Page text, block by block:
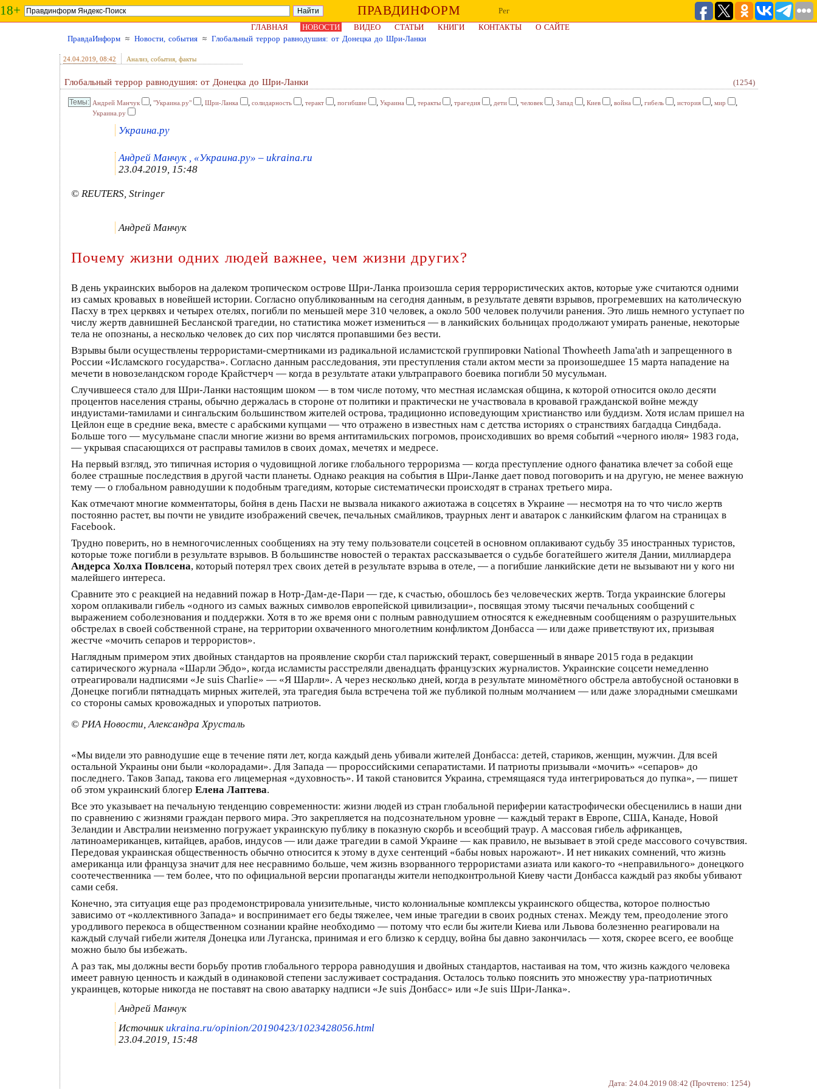
18+ ПРАВДИНФОРМ
Рег
ГЛАВНАЯ
НОВОСТИ ВИДЕО СТАТЬИ КНИГИ КОНТАКТЫ
О САЙТЕ
ПравдаИнформ ≈ Новости, события ≈ Глобальный террор равнодушия: от Донецка до Шри-Ланки
24.04.2019 , 08:42 Анализ, события, факты
Глобальный террор равнодушия: от Донецка до Шри-Ланки (1254)
Андрей Манчук , "Украина.ру" , Шри-Ланка , солидарность , теракт , погибшие , Украина , теракты , трагедия , дети , человек , Запад , Киев , война , гибель , история , мир ,
Украина.ру
Украина.ру
Андрей Манчук , «Украина.ру» – ukraina.ru
23.04.2019, 15:48
© REUTERS, Stringer
Андрей Манчук
Почему жизни одних людей важнее, чем жизни других?
В день украинских выборов на далеком тропическом острове Шри-Ланка произошла серия террористических актов, которые уже считаются одними
из самых кровавых в новейшей истории. Согласно опубликованным на сегодня данным, в результате девяти взрывов, прогремевших на католическую
Пасху в трех церквях и четырех отелях, погибли по меньшей мере 310 человек, а около 500 человек получили ранения. Это лишь немного уступает по
числу жертв давнишней Бесланской трагедии, но статистика может измениться — в ланкийских больницах продолжают умирать раненые, некоторые
тела не опознаны, а несколько человек до сих пор числятся пропавшими без вести.
Взрывы были осуществлены террористами-смертниками из радикальной исламистской группировки National Thowheeth Jama'ath и запрещенного в
России «Исламского государства». Согласно данным расследования, эти преступления стали актом мести за произошедшее 15 марта нападение на
мечети в новозеландском городе Крайстчерч — когда в результате атаки ультраправого боевика погибли 50 мусульман.
Случившееся стало для Шри-Ланки настоящим шоком — в том числе потому, что местная исламская община, к которой относится около десяти
процентов населения страны, обычно держалась в стороне от политики и практически не участвовала в кровавой гражданской войне между
индуистами-тамилами и сингальским большинством жителей острова, традиционно исповедующим христианство или буддизм. Хотя ислам пришел на
Цейлон еще в средние века, вместе с арабскими купцами — что отражено в известных нам с детства историях о странствиях багдадца Синдбада.
Больше того — мусульмане спасли многие жизни во время антитамильских погромов, происходивших во время событий «черного июля» 1983 года,
— укрывая спасающихся от расправы тамилов в своих домах, мечетях и медресе.
На первый взгляд, это типичная история о чудовищной логике глобального терроризма — когда преступление одного фанатика влечет за собой еще
более страшные последствия в другой части планеты. Однако реакция на события в Шри-Ланке дает повод поговорить и на другую, не менее важную
тему — о глобальном равнодушии к подобным трагедиям, которые систематически происходят в странах третьего мира.
Как отмечают многие комментаторы, бойня в день Пасхи не вызвала никакого ажиотажа в соцсетях в Украине — несмотря на то что число жертв
постоянно растет, вы почти не увидите изображений свечек, печальных смайликов, траурных лент и аватарок с ланкийским флагом на страницах в
Facebook.
Трудно поверить, но в немногочисленных сообщениях на эту тему пользователи соцсетей в основном оплакивают судьбу 35 иностранных туристов,
которые тоже погибли в результате взрывов. В большинстве новостей о терактах рассказывается о судьбе богатейшего жителя Дании, миллиардера
Андерса Холха Повлсена, который потерял трех своих детей в результате взрыва в отеле, — а погибшие ланкийские дети не вызывают ни у кого ни
малейшего интереса.
Сравните это с реакцией на недавний пожар в Нотр-Дам-де-Пари — где, к счастью, обошлось без человеческих жертв. Тогда украинские блогеры
хором оплакивали гибель «одного из самых важных символов европейской цивилизации», посвящая этому тысячи печальных сообщений с
выражением соболезнования и поддержки. Хотя в то же время они с полным равнодушием относятся к ежедневным сообщениям о разрушительных
обстрелах в своей собственной стране, на территории охваченного многолетним конфликтом Донбасса — или даже приветствуют их, призывая
жестче «мочить сепаров и террористов».
Наглядным примером этих двойных стандартов на проявление скорби стал парижский теракт, совершенный в январе 2015 года в редакции
сатирического журнала «Шарли Эбдо», когда исламисты расстреляли двенадцать французских журналистов. Украинские соцсети немедленно
отреагировали надписями «Je suis Charlie» — «Я Шарли». А через несколько дней, когда в результате миномётного обстрела автобусной остановки в
Донецке погибли пятнадцать мирных жителей, эта трагедия была встречена той же публикой полным молчанием — или даже злорадными смешками
со стороны самых кровожадных и упоротых патриотов.
© РИА Новости, Александра Хрусталь
«Мы видели это равнодушие еще в течение пяти лет, когда каждый день убивали жителей Донбасса: детей, стариков, женщин, мужчин. Для всей
остальной Украины они были «колорадами». Для Запада — пророссийскими сепаратистами. И патриоты призывали «мочить» «сепаров» до
последнего. Таков Запад, такова его лицемерная «духовность». И такой становится Украина, стремящаяся туда интегрироваться до пупка», — пишет
об этом украинский блогер Елена Лаптева.
Все это указывает на печальную тенденцию современности: жизни людей из стран глобальной периферии катастрофически обесценились в наши дни
по сравнению с жизнями граждан первого мира. Это закрепляется на подсознательном уровне — каждый теракт в Европе, США, Канаде, Новой
Зеландии и Австралии неизменно погружает украинскую публику в показную скорбь и всеобщий траур. А массовая гибель африканцев,
латиноамериканцев, китайцев, арабов, индусов — или даже трагедии в самой Украине — как правило, не вызывает в этой среде массового сочувствия.
Передовая украинская общественность обычно относится к этому в духе сентенций «бабы новых нарожают». И нет никаких сомнений, что жизнь
американца или француза значит для нее несравнимо больше, чем жизнь взорванного террористами азиата или какого-то «неправильного» донецкого
соотечественника — тем более, что по официальной версии пропаганды жители неподконтрольной Киеву части Донбасса каждый раз якобы убивают
сами себя.
Конечно, эта ситуация еще раз продемонстрировала унизительные, чисто колониальные комплексы украинского общества, которое полностью
зависимо от «коллективного Запада» и воспринимает его беды тяжелее, чем иные трагедии в своих родных стенах. Между тем, преодоление этого
уродливого перекоса в общественном сознании крайне необходимо — потому что если бы жители Киева или Львова болезненно реагировали на
каждый случай гибели жителя Донецка или Луганска, принимая и его близко к сердцу, война бы давно закончилась — хотя, скорее всего, ее вообще
можно было бы избежать.
А раз так, мы должны вести борьбу против глобального террора равнодушия и двойных стандартов, настаивая на том, что жизнь каждого человека
имеет равную ценность и каждый в одинаковой степени заслуживает сострадания. Осталось только пояснить это множеству ура-патриотичных
украинцев, которые никогда не поставят на свою аватарку надписи «Je suis Донбасс» или «Je suis Шри-Ланка».
Андрей Манчук
Источник ukraina.ru/opinion/20190423/1023428056.html
23.04.2019, 15:48
Дата: 24.04.2019 08:42 (Прочтено: 1254)